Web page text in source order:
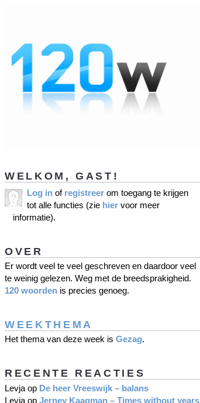
WELKOM, GAST!
Log in of registreer om toegang te krijgen
tot alle functies (zie hier voor meer
informatie).
OVER
Er wordt veel te veel geschreven en daardoor veel
te weinig gelezen. Weg met de breedsprakigheid.
120 woorden is precies genoeg.
WEEKTHEMA
Het thema van deze week is Gezag.
RECENTE REACTIES
Levja op De heer Vreeswijk – balans
Levja op Jerney Kaagman – Times without years